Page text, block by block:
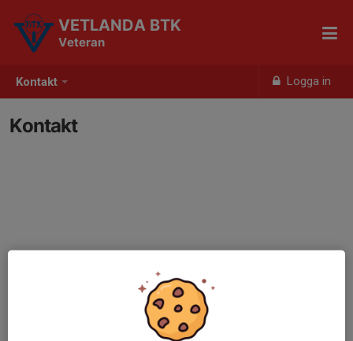
Kontakt Logga in
VETLANDA BTK
Veteran
Kontakt